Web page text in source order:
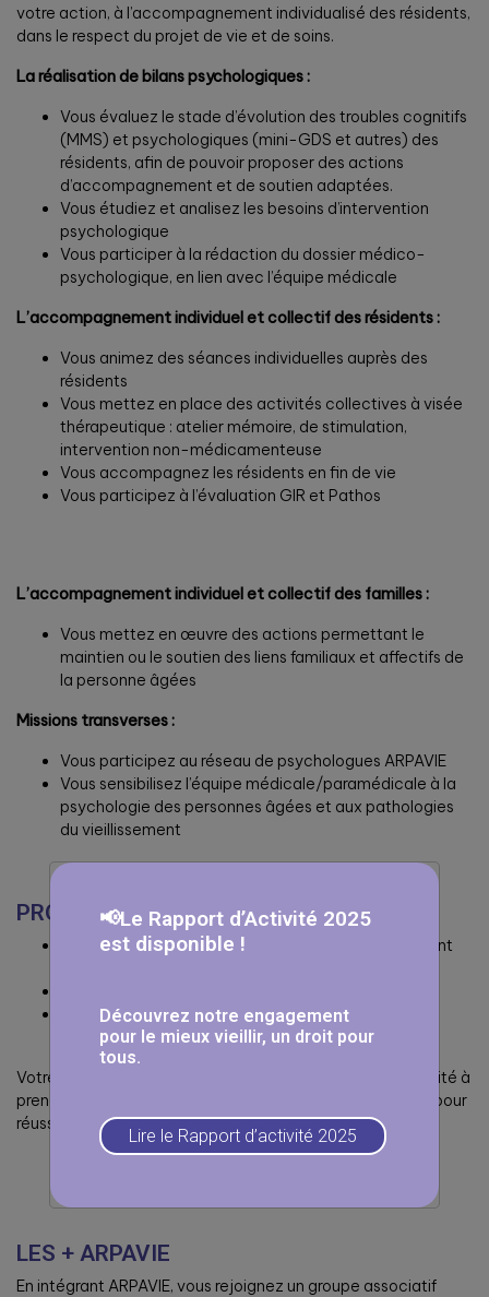
votre action, à l’accompagnement individualisé des résidents,
dans le respect du projet de vie et de soins.
La réalisation de bilans psychologiques :
Vous évaluez le stade d’évolution des troubles cognitifs
(MMS) et psychologiques (mini-GDS et autres) des
résidents, afin de pouvoir proposer des actions
d’accompagnement et de soutien adaptées.
Vous étudiez et analisez les besoins d’intervention
psychologique
Vous participer à la rédaction du dossier médico-
psychologique, en lien avec l’équipe médicale
L’accompagnement individuel et collectif des résidents :
Vous animez des séances individuelles auprès des
résidents
Vous mettez en place des activités collectives à visée
thérapeutique : atelier mémoire, de stimulation,
intervention non-médicamenteuse
Vous accompagnez les résidents en fin de vie
Vous participez à l’évaluation GIR et Pathos
L’accompagnement individuel et collectif des familles :
Vous mettez en œuvre des actions permettant le
maintien ou le soutien des liens familiaux et affectifs de
la personne âgées
Missions transverses :
Vous participez au réseau de psychologues ARPAVIE
Vous sensibilisez l’équipe médicale/paramédicale à la
psychologie des personnes âgées et aux pathologies
du vieillissement
PROFIL RECHERCHÉ
Diplômé(e) d’un Master 2 en Psychologie, idéalement
Bonne connaissance des pathologies liées au
vieillissement.
Votre discrétion, le respect de la confidentialité, la capacité à
prendre du recul et à travailler en équipe sont des atouts pour
réussir dans ce poste
LES + ARPAVIE
En intégrant ARPAVIE, vous rejoignez un groupe associatif
📢Le Rapport d’Activité 2025
est disponible !
Découvrez notre engagement
pour le mieux vieillir, un droit pour
tous.
Lire le Rapport d’activité 2025